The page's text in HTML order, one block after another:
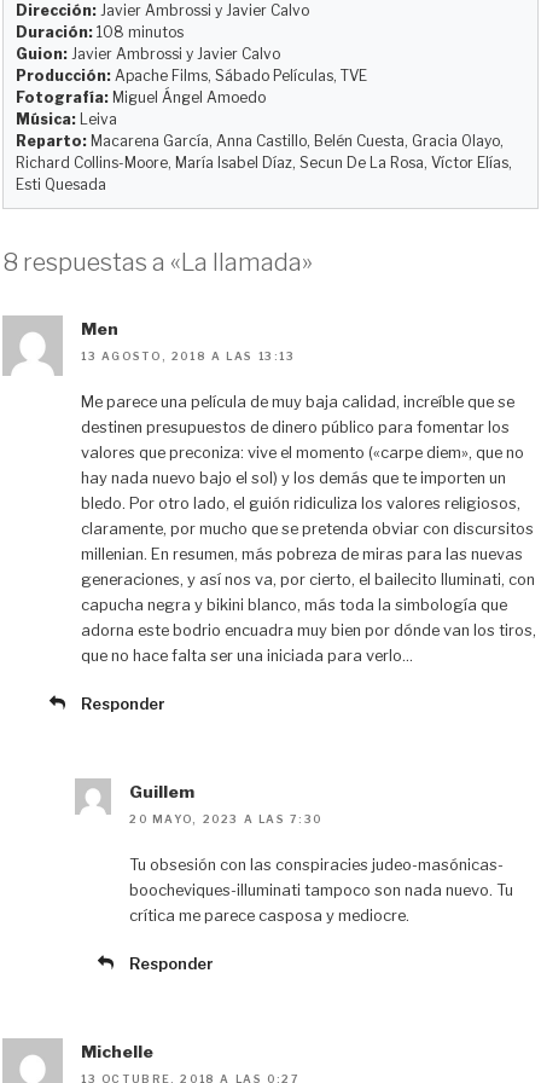
k
y
d
o
n
o
o
k
t
r
i
r
Dirección: Javier Ambrossi y Javier Calvo
Duración: 108 minutos
Guion: Javier Ambrossi y Javier Calvo
Producción: Apache Films, Sábado Películas, TVE
Fotografía: Miguel Ángel Amoedo
Música: Leiva
Reparto: Macarena García, Anna Castillo, Belén Cuesta, Gracia Olayo,
Richard Collins-Moore, María Isabel Díaz, Secun De La Rosa, Víctor Elías,
Esti Quesada
8 respuestas a «La llamada»
Men
13 AGOSTO, 2018 A LAS 13:13
Me parece una película de muy baja calidad, increíble que se
destinen presupuestos de dinero público para fomentar los
valores que preconiza: vive el momento («carpe diem», que no
hay nada nuevo bajo el sol) y los demás que te importen un
bledo. Por otro lado, el guión ridiculiza los valores religiosos,
claramente, por mucho que se pretenda obviar con discursitos
millenian. En resumen, más pobreza de miras para las nuevas
generaciones, y así nos va, por cierto, el bailecito Iluminati, con
capucha negra y bikini blanco, más toda la simbología que
adorna este bodrio encuadra muy bien por dónde van los tiros,
que no hace falta ser una iniciada para verlo…
Responder
Guillem
20 MAYO, 2023 A LAS 7:30
Tu obsesión con las conspiracies judeo-masónicas-
boocheviques-illuminati tampoco son nada nuevo. Tu
crítica me parece casposa y mediocre.
Responder
Michelle
13 OCTUBRE, 2018 A LAS 0:27